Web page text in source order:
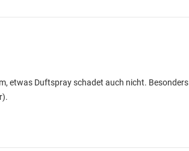
etwas Duftspray schadet auch nicht. Besonders